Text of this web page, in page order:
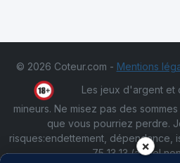
© 2026 Coteur.com - Mentions
Les jeux d'argent et
mineurs. Ne misez pas des
que vous pourriez perdre.
risques:endettement, dépendance,
75 13 13 (appel
×